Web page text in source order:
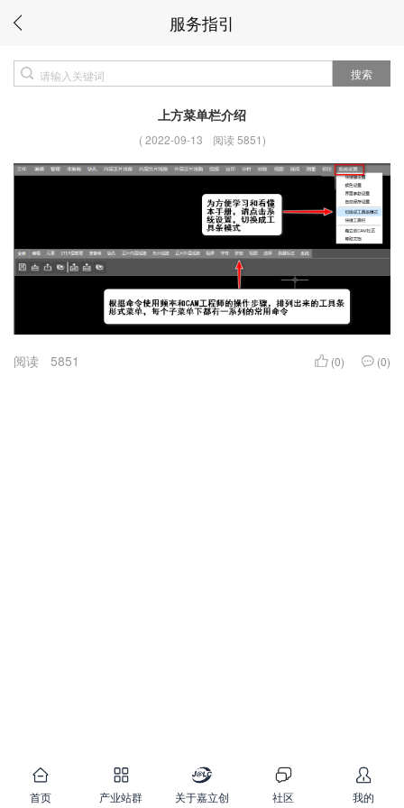
服务指引
搜索
上方菜单栏介绍
(2022-09-13 阅读 5851)
阅读 5851 (0) (0)
首页 产业站群 关于嘉立创 社区 我的